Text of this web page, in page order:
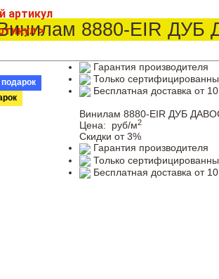
артикул
>
8880-EIR ДУБ
Гарантия производителя
Только
Бесплатная доставка от
Винилам 8880-EIR ДУБ
Цена:
руб/м2
Скидки от 3%
Гарантия производителя
Только
Бесплатная доставка от